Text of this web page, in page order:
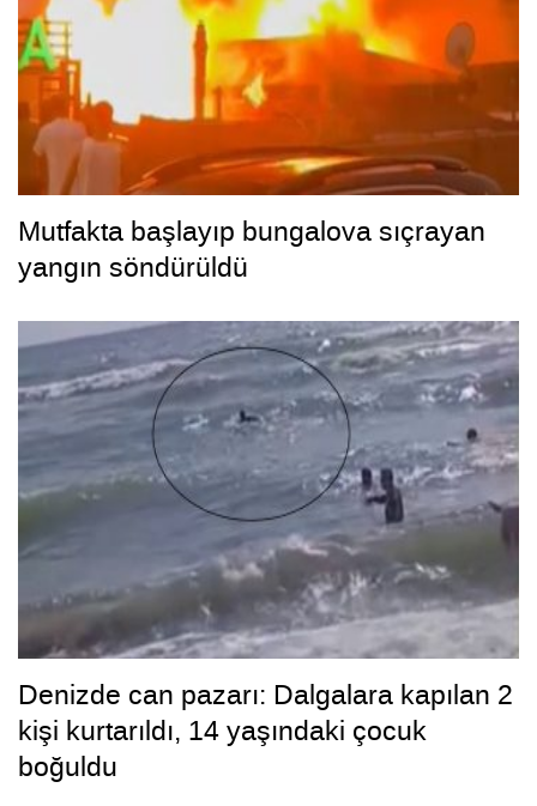
Mutfakta başlayıp bungalova sıçrayan
yangın söndürüldü
Denizde can pazarı: Dalgalara kapılan 2
kişi kurtarıldı, 14 yaşındaki çocuk
boğuldu